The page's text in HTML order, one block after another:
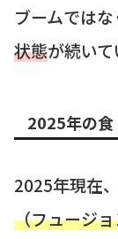
ブームではな
状態が続いて
2025年の食
2025年現在
（フュージ